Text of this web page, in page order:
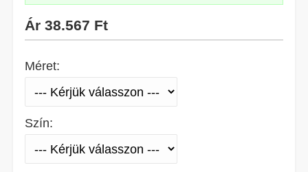
Ár38.567 Ft
Méret:
Szín: